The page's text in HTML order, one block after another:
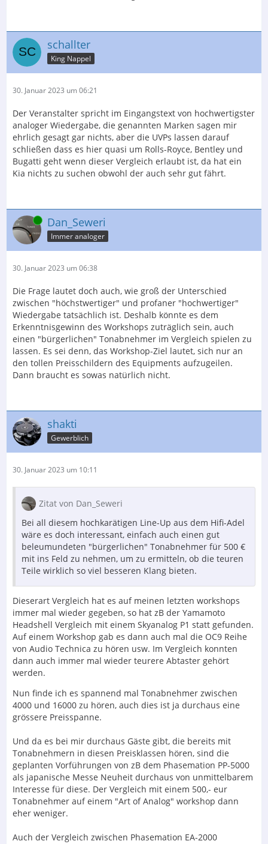
schallter
King Nappel
30. Januar 2023 um 06:21
Der Veranstalter spricht im Eingangstext von hochwertigster
analoger Wiedergabe, die genannten Marken sagen mir
ehrlich gesagt gar nichts, aber die UVPs lassen darauf
schließen dass es hier quasi um Rolls-Royce, Bentley und
Bugatti geht wenn dieser Vergleich erlaubt ist, da hat ein
Kia nichts zu suchen obwohl der auch sehr gut fährt.
Online Dan_Seweri
Immer analoger
30. Januar 2023 um 06:38
Die Frage lautet doch auch, wie groß der Unterschied
zwischen "höchstwertiger" und profaner "hochwertiger"
Wiedergabe tatsächlich ist. Deshalb könnte es dem
Erkenntnisgewinn des Workshops zuträglich sein, auch
einen "bürgerlichen" Tonabnehmer im Vergleich spielen zu
lassen. Es sei denn, das Workshop-Ziel lautet, sich nur an
den tollen Preisschildern des Equipments aufzugeilen.
Dann braucht es sowas natürlich nicht.
shakti
Gewerblich
30. Januar 2023 um 10:11
Zitat von Dan_Seweri
Bei all diesem hochkarätigen Line-Up aus dem Hifi-Adel
wäre es doch interessant, einfach auch einen gut
beleumundeten "bürgerlichen" Tonabnehmer für 500 €
mit ins Feld zu nehmen, um zu ermitteln, ob die teuren
Teile wirklich so viel besseren Klang bieten.
Dieserart Vergleich hat es auf meinen letzten workshops
immer mal wieder gegeben, so hat zB der Yamamoto
Headshell Vergleich mit einem Skyanalog P1 statt gefunden.
Auf einem Workshop gab es dann auch mal die OC9 Reihe
von Audio Technica zu hören usw. Im Vergleich konnten
dann auch immer mal wieder teurere Abtaster gehört
werden.
Nun finde ich es spannend mal Tonabnehmer zwischen
4000 und 16000 zu hören, auch dies ist ja durchaus eine
grössere Preisspanne.
Und da es bei mir durchaus Gäste gibt, die bereits mit
Tonabnehmern in diesen Preisklassen hören, sind die
geplanten Vorführungen von zB dem Phasemation PP-5000
als japanische Messe Neuheit durchaus von unmittelbarem
Interesse für diese. Der Vergleich mit einem 500,- eur
Tonabnehmer auf einem "Art of Analog" workshop dann
eher weniger.
Auch der Vergleich zwischen Phasemation EA-2000